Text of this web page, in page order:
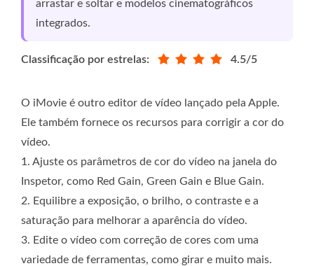
arrastar e soltar e modelos cinematográficos
integrados.
Classificação por estrelas: 4.5/5
O iMovie é outro editor de vídeo lançado pela Apple.
Ele também fornece os recursos para corrigir a cor do
vídeo.
1. Ajuste os parâmetros de cor do vídeo na janela do
Inspetor, como Red Gain, Green Gain e Blue Gain.
2. Equilibre a exposição, o brilho, o contraste e a
saturação para melhorar a aparência do vídeo.
3. Edite o vídeo com correção de cores com uma
variedade de ferramentas, como girar e muito mais.